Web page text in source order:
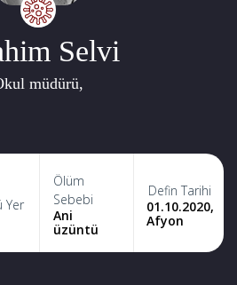
Selvi
müdürü,
Yer
Ölüm
Sebebi
Ani
üzüntü
Defin Tarihi
01.10.2020,
Afyon